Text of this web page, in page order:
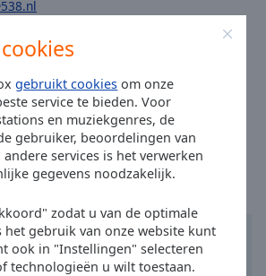
gebruikt cookies om onze
service te bieden. Voor
en muziekgenres, de
gebruiker, beoordelingen van
services is het verwerken
gegevens noodzakelijk.
zodat u van de optimale
gebruik van onze website kunt
ook in "Instellingen" selecteren
technologieën u wilt toestaan.
:22:49, 08.06.2026